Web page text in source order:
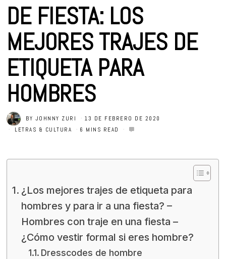
DE FIESTA: LOS
MEJORES TRAJES DE
ETIQUETA PARA
HOMBRES
BY JOHNNY ZURI
13 DE FEBRERO DE 2020
LETRAS & CULTURA
6 MINS READ
¿Los mejores trajes de etiqueta para
hombres y para ir a una fiesta? –
Hombres con traje en una fiesta –
¿Cómo vestir formal si eres hombre?
Dresscodes de hombre